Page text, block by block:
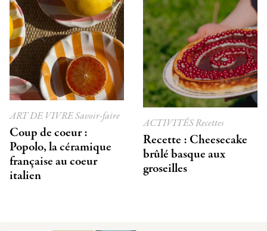
ART DE VIVRESavoir-faire
Coup de coeur :
Popolo, la céramique
française au coeur
italien
ACTIVITÉSRecettes
Recette : Cheesecake
brûlé basque aux
groseilles